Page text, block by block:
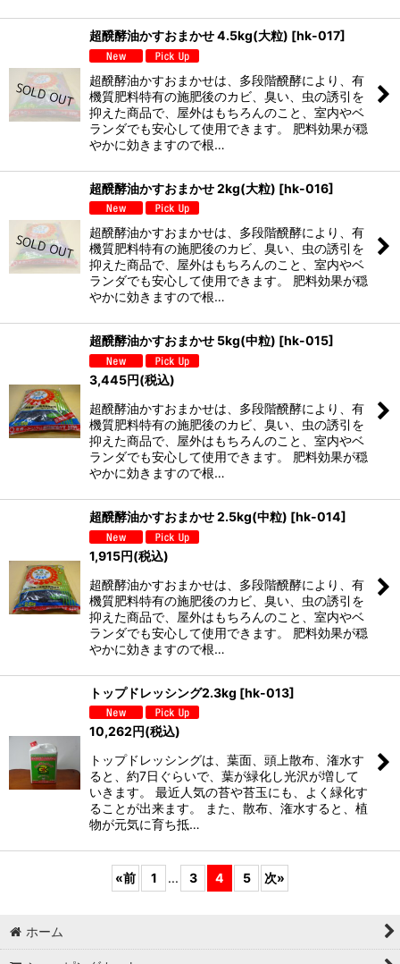
超醗酵油かすおまかせ 4.5kg(大粒) [hk-017]
超醗酵油かすおまかせは、多段階醗酵により、有
機質肥料特有の施肥後のカビ、臭い、虫の誘引を
抑えた商品で、屋外はもちろんのこと、室内やベ
ランダでも安心して使用できます。 肥料効果が穏
やかに効きますので根…
超醗酵油かすおまかせ 2kg(大粒) [hk-016]
超醗酵油かすおまかせは、多段階醗酵により、有
機質肥料特有の施肥後のカビ、臭い、虫の誘引を
抑えた商品で、屋外はもちろんのこと、室内やベ
ランダでも安心して使用できます。 肥料効果が穏
やかに効きますので根…
超醗酵油かすおまかせ 5kg(中粒) [hk-015]
3,445円(税込)
超醗酵油かすおまかせは、多段階醗酵により、有
機質肥料特有の施肥後のカビ、臭い、虫の誘引を
抑えた商品で、屋外はもちろんのこと、室内やベ
ランダでも安心して使用できます。 肥料効果が穏
やかに効きますので根…
超醗酵油かすおまかせ 2.5kg(中粒) [hk-014]
1,915円(税込)
超醗酵油かすおまかせは、多段階醗酵により、有
機質肥料特有の施肥後のカビ、臭い、虫の誘引を
抑えた商品で、屋外はもちろんのこと、室内やベ
ランダでも安心して使用できます。 肥料効果が穏
やかに効きますので根…
トップドレッシング2.3kg [hk-013]
10,262円(税込)
トップドレッシングは、葉面、頭上散布、潅水す
ると、約7日ぐらいで、葉が緑化し光沢が増して
いきます。 最近人気の苔や苔玉にも、よく緑化す
ることが出来ます。 また、散布、潅水すると、植
物が元気に育ち抵…
«前 1 ... 3 4 5 次»
ホーム